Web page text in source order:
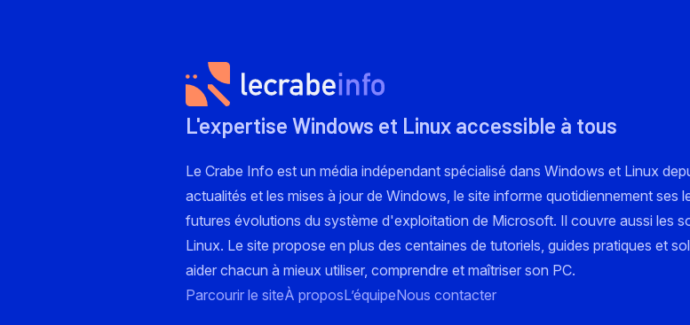
L'expertise Windows et Linux accessible à tous
Le Crabe Info est un média indépendant spécialisé dans Windows et Linux
actualités et les mises à jour de Windows, le site informe quotidiennement ses
futures évolutions du système d'exploitation de Microsoft. Il couvre aussi les
Linux. Le site propose en plus des centaines de tutoriels, guides pratiques et
aider chacun à mieux utiliser, comprendre et maîtriser son PC.
Parcourir le siteÀ proposL’équipeNous contacter